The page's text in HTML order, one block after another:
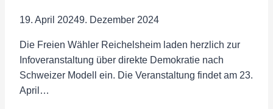
Hessen
19. April 20249. Dezember 2024
Die Freien Wähler Reichelsheim laden herzlich zur
Infoveranstaltung über direkte Demokratie nach
Schweizer Modell ein. Die Veranstaltung findet am 23.
April…